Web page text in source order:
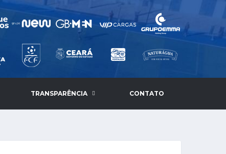
TRANSPARÊNCIA CONTATO